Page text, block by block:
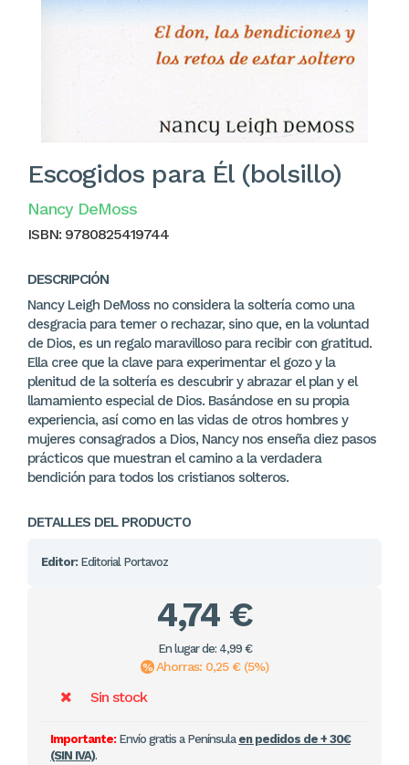
Escogidos para Él (bolsillo)
Nancy DeMoss
ISBN: 9780825419744
DESCRIPCIÓN
Nancy Leigh DeMoss no considera la soltería como una
desgracia para temer o rechazar, sino que, en la voluntad
de Dios, es un regalo maravilloso para recibir con gratitud.
Ella cree que la clave para experimentar el gozo y la
plenitud de la soltería es descubrir y abrazar el plan y el
llamamiento especial de Dios. Basándose en su propia
experiencia, así como en las vidas de otros hombres y
mujeres consagrados a Dios, Nancy nos enseña diez pasos
prácticos que muestran el camino a la verdadera
bendición para todos los cristianos solteros.
DETALLES DEL PRODUCTO
Editor: Editorial Portavoz
4,74 €
En lugar de: 4,99 €
Ahorras: 0,25 € (5%)
Sin stock
Importante:Envío gratis a Península en pedidos de + 30€
(SIN IVA).